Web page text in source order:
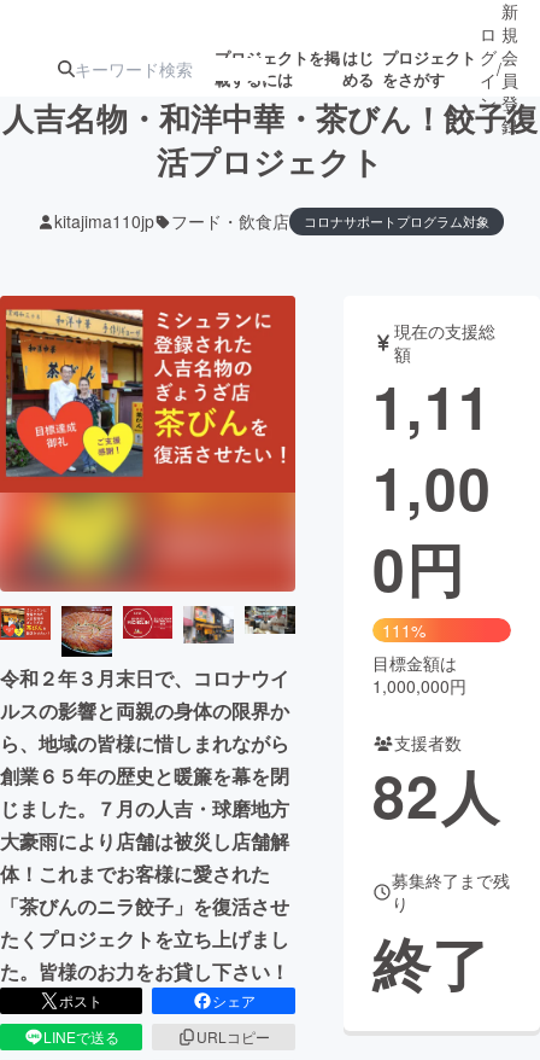
プロジェクトを掲
載するには
はじ
める
プロジェクト
をさがす
ジェクト
ターン
ジェクト
募集終了が近いプ
ロジェクト
もうすぐ公開
されます
アート・写真 音楽
テクノロジー・ガジェット ゲーム・サ
映像・映画
まちづくり・地域活性化
CAMPFIRE for Social Good
CAMPFIRE Creation
CAMPFIREふるさと納税
コミュニティ
ロ
グ
イ
ン
/
新
規
会
員
登
録
人吉名物・和洋中華・茶びん！餃子復
活プロジェクト
kitajima110jp フード・飲食店 コロナサポートプログラム対象
令和２年３月末日で、コロナウイ
ルスの影響と両親の身体の限界か
ら、地域の皆様に惜しまれながら
創業６５年の歴史と暖簾を幕を閉
じました。７月の人吉・球磨地方
大豪雨により店舗は被災し店舗解
体！これまでお客様に愛された
「茶びんのニラ餃子」を復活させ
たくプロジェクトを立ち上げまし
た。皆様のお力をお貸し下さい！
ポスト
シェア
LINEで送る
URLコピー
現在の支援総
額
1,11
1,00
0円
111%
目標金額は
1,000,000円
支援者数
82人
募集終了まで残
り
終了